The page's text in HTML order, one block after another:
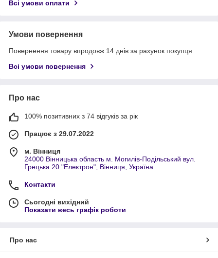
Всі умови оплати
Умови повернення
Повернення товару впродовж 14 днів за рахунок покупця
Всі умови повернення
Про нас
100% позитивних з 74 відгуків за рік
Працює з 29.07.2022
м. Вінниця
24000 Вінницька область м. Могилів-Подільський вул.
Грецька 20 "Електрон", Вінниця, Україна
Контакти
Сьогодні вихідний
Показати весь графік роботи
Про нас